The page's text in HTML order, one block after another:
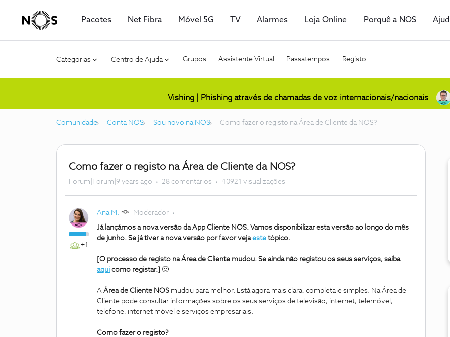
Pacotes Net Fibra Móvel 5G TV Alarmes Loja Online Porquê a NOS
Categorias Centro de Ajuda Grupos Assistente Virtual Passatempos Registo
Vishing | Phishing através de chamadas de voz internacionais/nacionais
Comunidade Conta NOS Sou novo na NOS Como fazer o registo na Área de Cliente da NOS?
Como fazer o registo na Área de Cliente da NOS?
Forum|Forum|9 years ago 28 comentários 40921 visualizações
+1
Ana M. Moderador
Já lançámos a nova versão da App Cliente NOS. Vamos disponibilizar esta versão ao longo do mês
de junho. Se já tiver a nova versão por favor vejaeste tópico.
[O processo de registo na Área de Cliente mudou. Se ainda não registou os seus serviços, saiba
aqui como registar.] 🙂
A Área de Cliente NOS mudou para melhor. Está agora mais clara, completa e simples. Na Área de
Cliente pode consultar informações sobre os seus serviços de televisão, internet, telemóvel,
telefone, internet móvel e serviços empresariais.
Como fazer o registo?